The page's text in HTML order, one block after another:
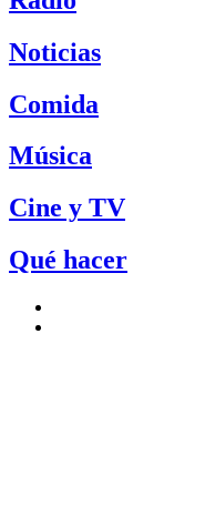
Noticias
Comida
Música
Cine y TV
Qué hacer